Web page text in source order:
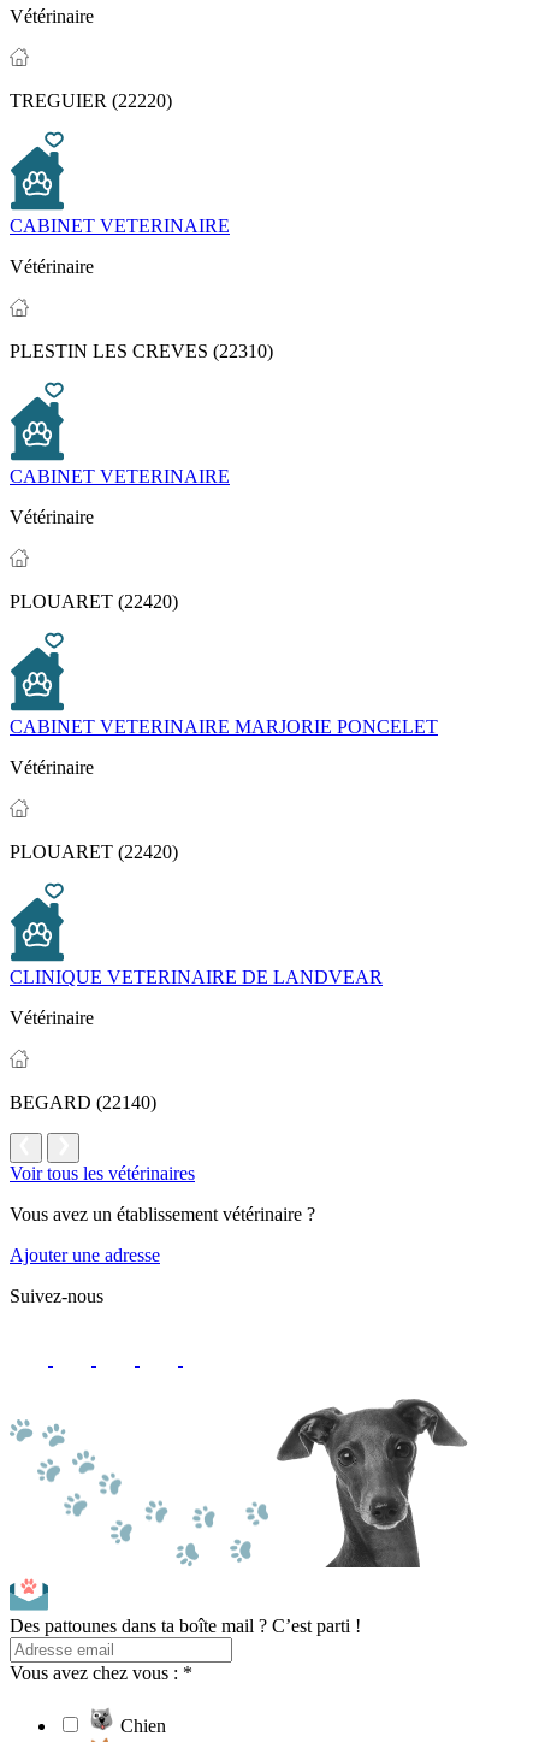
Vétérinaire
TREGUIER (22220)
CABINET VETERINAIRE
Vétérinaire
PLESTIN LES CREVES (22310)
CABINET VETERINAIRE
Vétérinaire
PLOUARET (22420)
CABINET VETERINAIRE MARJORIE PONCELET
Vétérinaire
PLOUARET (22420)
CLINIQUE VETERINAIRE DE LANDVEAR
Vétérinaire
BEGARD (22140)
Voir tous les vétérinaires
Vous avez un établissement vétérinaire ?
Ajouter une adresse
Suivez-nous
Des pattounes dans ta boîte mail ? C’est parti !
Vous avez chez vous : *
Chien